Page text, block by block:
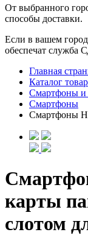
От выбранного
способы доставки.
Если в вашем
обеспечат служба
Главная
Каталог
Смартфоны
Смартфоны
Смартфоны
карты
слотом